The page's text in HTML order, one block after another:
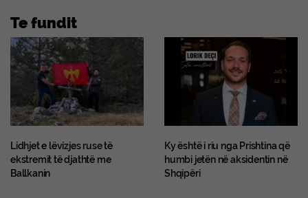
Te fundit
Lidhjet e lëvizjes ruse të
ekstremit të djathtë me
Ballkanin
Ky është i riu nga Prishtina që
humbi jetën në aksidentin në
Shqipëri